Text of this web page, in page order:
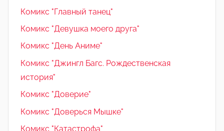
Комикс "Главный танец"
Комикс "Девушка моего друга"
Комикс "День Аниме"
Комикс "Джингл Багс. Рождественская
история"
Комикс "Доверие"
Комикс "Доверься Мышке"
Комикс "Катастрофа"